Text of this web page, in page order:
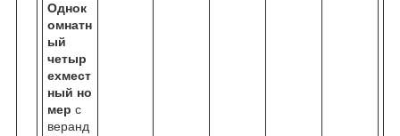
Однок
омнатн
ый
четыр
ехмест
ный но
мер с
веранд